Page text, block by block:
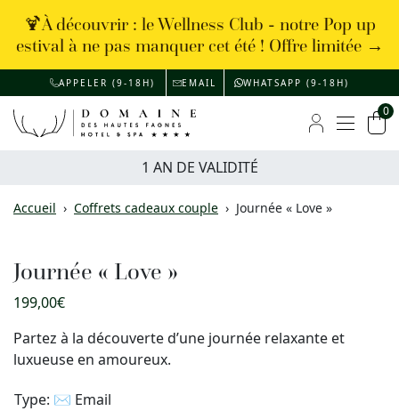
🍹À découvrir : le Wellness Club - notre Pop up
estival à ne pas manquer cet été ! Offre limitée →
APPELER (9-18H) EMAIL WHATSAPP (9-18H)
Menu
0
1 AN DE VALIDITÉ
Accueil › Coffrets cadeaux couple › Journée « Love »
Journée « Love »
199,00€
Partez à la découverte d’une journée relaxante et
luxueuse en amoureux.
Type: ✉️ Email